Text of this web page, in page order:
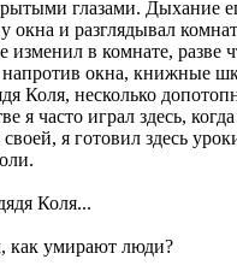
глазами. Дыхание
окна и разглядывал
изменил в комнате, разве
окна, книжные
Коля, несколько
я часто играл здесь,
я готовил здесь
Коля...
как умирают люди?